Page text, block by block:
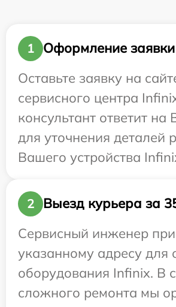
1
Оформление заявки
Оставьте заявку на
сервисного центра
консультант ответит
для уточнения деталей
Вашего устройства
2
Выезд курьера за
Сервисный инженер
указанному адресу для
оборудования Infinix. В
сложного ремонта мы